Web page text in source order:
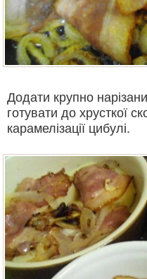
Додати крупно
готувати до хрусткої
карамелізації цибулі.